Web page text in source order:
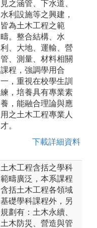
見之涵管、下水道、
水利設施等之興建，
皆為土木工程之範
疇。整合結構、水
利、大地、運輸、營
管、測量、材料相關
課程，強調學用合
一，重視在校學生訓
練，培養具有專業素
養，能融合理論與應
用之土木工程專業人
才。
下載詳細資料
土木工程含括之學科
範疇廣泛，本系課程
含括土木工程各領域
基礎學科課程外，另
規劃有：土木永續、
土木防災、營造與管